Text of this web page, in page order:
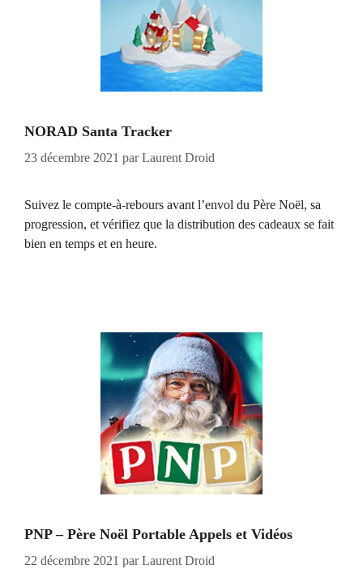
NORAD Santa Tracker
23 décembre 2021 parLaurent Droid
Suivez le compte-à-rebours avant l’envol du Père Noël, sa
progression, et vérifiez que la distribution des cadeaux se fait
bien en temps et en heure.
PNP – Père Noël Portable Appels et Vidéos
22 décembre 2021 parLaurent Droid